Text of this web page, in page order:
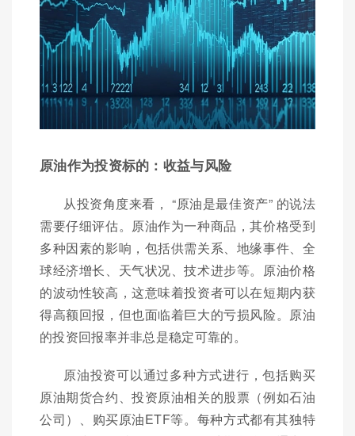
原油作为投资标的：收益与风险
从投资角度来看， “原油是最佳资产” 的说法
需要仔细评估。原油作为一种商品，其价格受到
多种因素的影响，包括供需关系、地缘事件、全
球经济增长、天气状况、技术进步等。原油价格
的波动性较高，这意味着投资者可以在短期内获
得高额回报，但也面临着巨大的亏损风险。原油
的投资回报率并非总是稳定可靠的。
原油投资可以通过多种方式进行，包括购买
原油期货合约、投资原油相关的股票（例如石油
公司）、购买原油ETF等。每种方式都有其独特